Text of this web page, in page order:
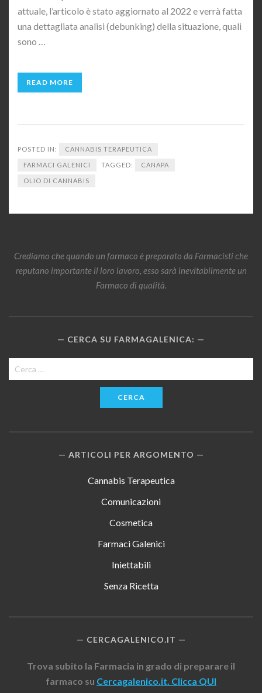
attuale, l’articolo è stato aggiornato al 2022 e verrà fatta
una dettagliata analisi (debunking) della situazione, quali
sono …
READ MORE
POSTED IN: CANNABIS TERAPEUTICA
FARMACI GALENICI TAGGED: CANAPA
OLIO DI CANNABIS
Crediamo che quando un farmaco è preparato da Farmacisti che
reputano importante il loro lavoro, esso sarà inevitabilmente un
Farmaco di qualità.
CERCA SU FARMAGALENICA:
Ricerca
per:
ARTICOLI PER ARGOMENTO
Cannabis Terapeutica
Comunicazioni
Cosmetica
Farmaci Galenici
Iniettabili
Senza Ricetta
CERCAGALENICO.IT
Trova subito la Farmacia in grado di preparare il
farmaco su Cercagalenico.it. Clicca QUI